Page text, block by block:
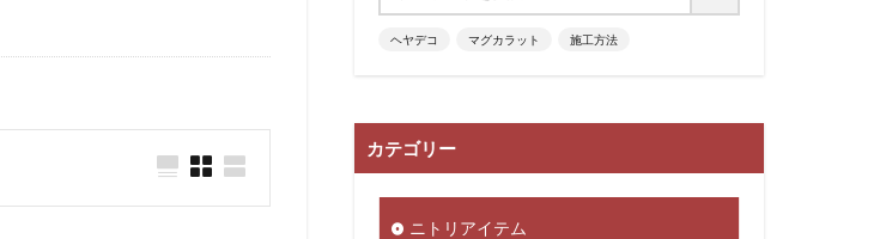
ヘヤデコ マグカラット 施工方法
カテゴリー
ニトリアイテム